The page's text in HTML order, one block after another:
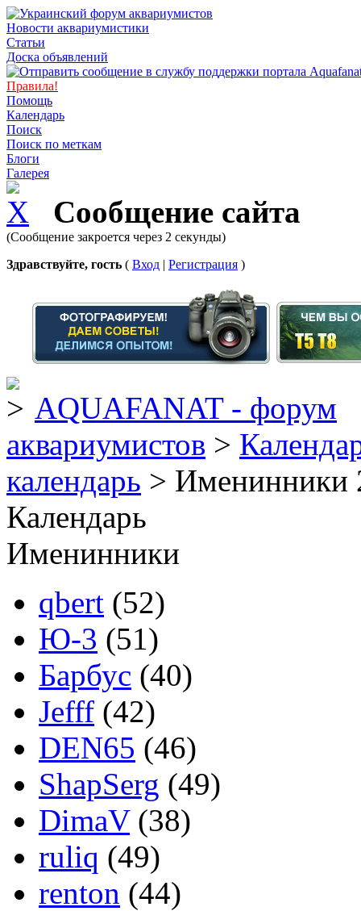
Новости аквариумистики
Статьи
Доска объявлений
Правила!
Помощь
Календарь
Поиск
Поиск по меткам
Блоги
Галерея
Сообщение сайта
(Сообщение закроется через 2 секунды)
Здравствуйте, гость ( Вход | Регистрация )
AQUAFANAT - форум
аквариумистов >
календарь > Именинники
Календарь
Именинники
qbert (52)
Ю-3 (51)
Барбус (40)
Jefff (42)
DEN65 (46)
ShapSerg (49)
DimaV(38)
ruliq (49)
renton (44)